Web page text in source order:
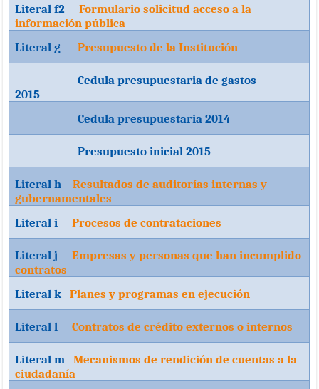
Literal f2 Formulario solicitud acceso a la
información pública
Literal g Presupuesto de la Institución
Cedula presupuestaria de gastos
2015
Cedula presupuestaria 2014
Presupuesto inicial 2015
Literal h
Resultados de auditorías internas y
gubernamentales
Literal i Procesos de contrataciones
Literal j Empresas y personas que han incumplido
contratos
Literal kPlanes y programas en ejecución
Literal l Contratos de crédito externos o internos
Literal m Mecanismos de rendición de cuentas a la
ciudadanía